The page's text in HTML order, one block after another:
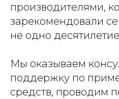
производителями,
зарекомендовали
не одно
Мы оказываем
поддержку по
средств, проводим